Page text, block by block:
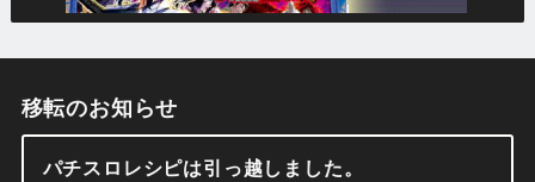
移転のお知らせ
パチスロレシピは引っ越しました。